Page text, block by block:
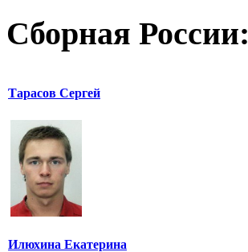
Сборная России:
Тарасов Сергей
Илюхина Екатерина